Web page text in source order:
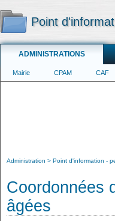
Point
ADMINISTRATIONS
Mairie CPAM CAF
Administration Point d'information -
Coordonnées
âgées